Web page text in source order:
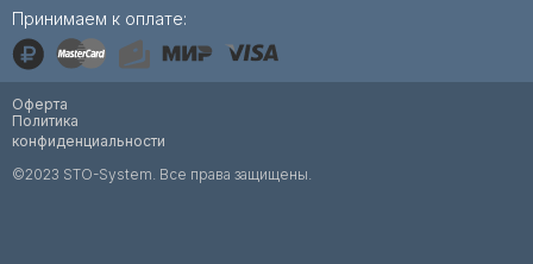
Принимаем к оплате:
©2023 STO-System. Все права защищены.
Политика
конфиденциальности
Оферта